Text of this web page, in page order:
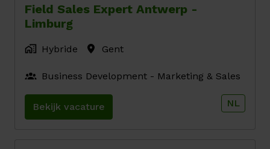
Field Sales Expert Antwerp -
Limburg
Hybride Gent
Business Development - Marketing & Sales
Bekijk vacature NL